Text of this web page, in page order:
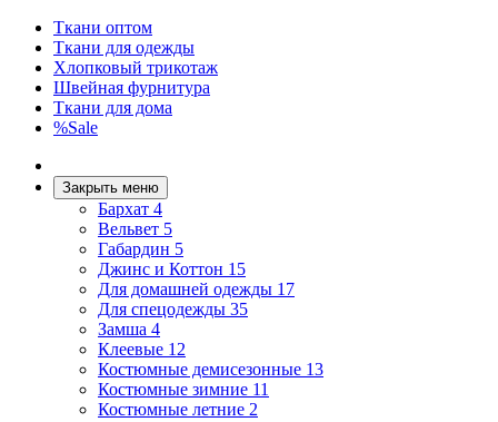
Ткани оптом
Ткани для одежды
Хлопковый трикотаж
Швейная фурнитура
Ткани для дома
%Sale
Закрыть меню
Бархат 4
Вельвет 5
Габардин 5
Джинс и Коттон 15
Для домашней одежды 17
Для спецодежды 35
Замша 4
Клеевые 12
Костюмные демисезонные 13
Костюмные зимние 11
Костюмные летние 2